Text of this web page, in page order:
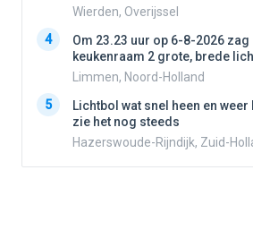
Wierden, Overijssel
4
Om 23.23 uur op 6-8-2026 zag
keukenraam 2 grote, brede
Limmen, Noord-Holland
5
Lichtbol wat snel heen en weer
zie het nog steeds
Hazerswoude-Rijndijk, Zuid-